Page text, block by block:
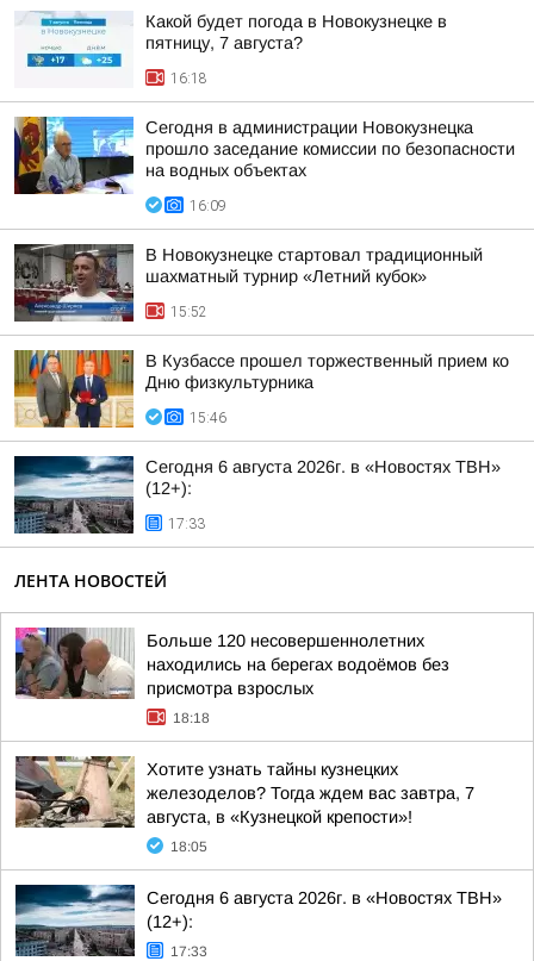
Какой будет погода в Новокузнецке в
пятницу, 7 августа?
16:18
Сегодня в администрации Новокузнецка
прошло заседание комиссии по безопасности
на водных объектах
16:09
В Новокузнецке стартовал традиционный
шахматный турнир «Летний кубок»
15:52
В Кузбассе прошел торжественный прием ко
Дню физкультурника
15:46
Сегодня 6 августа 2026г. в «Новостях ТВН»
(12+):
17:33
ЛЕНТА НОВОСТЕЙ
Больше 120 несовершеннолетних
находились на берегах водоёмов без
присмотра взрослых
18:18
Хотите узнать тайны кузнецких
железоделов? Тогда ждем вас завтра, 7
августа, в «Кузнецкой крепости»!
18:05
Сегодня 6 августа 2026г. в «Новостях ТВН»
(12+):
17:33